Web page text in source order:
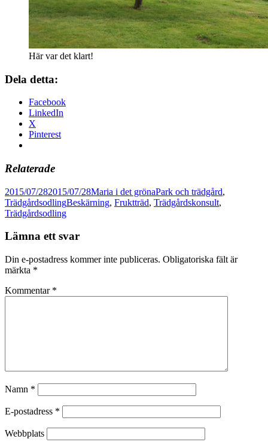
Här var det klart!
Dela detta:
Facebook
LinkedIn
X
Pinterest
Relaterade
Postat
2015/07/282015/07/28Författare
Maria i det grönaKategorier
Park och trädgård,
TrädgårdsodlingTaggar
Beskärning, Fruktträd, Trädgårdskonsult,
Trädgårdsodling
Lämna ett svar
Din e-postadress kommer inte publiceras. Obligatoriska fält är
märkta *
Kommentar *
Namn *
E-postadress *
Webbplats